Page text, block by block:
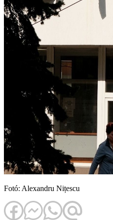
Fotó: Alexandru Nițescu